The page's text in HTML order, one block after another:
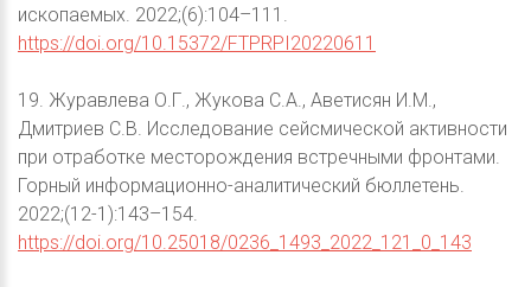
ископаемых. 2022;(6):104–111.
https://doi.org/10.15372/FTPRPI20220611
19. Журавлева О.Г., Жукова С.А., Аветисян И.М.,
Дмитриев С.В. Исследование сейсмической активности
при отработке месторождения встречными фронтами.
Горный информационно-аналитический бюллетень.
2022;(12-1):143–154.
https://doi.org/10.25018/0236_1493_2022_121_0_143